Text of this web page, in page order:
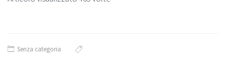
Senza categoria